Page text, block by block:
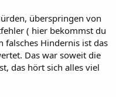
überspringen von
( hier bekommst du
falsches Hindernis ist das
Das war soweit die
das hört sich alles viel